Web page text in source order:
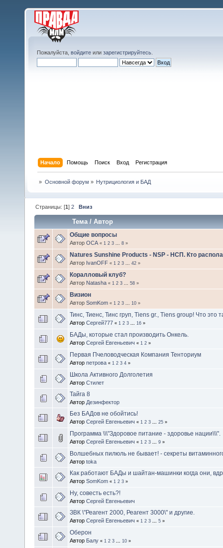
Пожалуйста, войдите или зарегистрируйтесь
Начало Помощь Поиск Вход Регистрация
» Основной форум » Нутрициология и БАД
Страницы: [1]2 Вниз
Тема/Автор
Общие вопросы
Автор ОСА « 1 2 3 8 »
Natures Sunshine Products - NSP - НСП. Кто
Автор IvanOFF « 1 2 3 42 »
Коралловый клуб?
Автор Natasha « 1 2 3 58 »
Визион
Автор SomKom « 1 2 3 10 »
Тинс, Тиенс, Тинс груп, Tiens gr., Tiens group! Что это
Автор Сергей777 « 1 2 3 16 »
БАДы, которые стал производить Онкель.
Автор Сергей Евгеньевич « 1 2 »
Первая Пчеловодческая Компания Тенториум
Автор петрова « 1 2 3 4 »
Школа Активного Долголетия
Автор Стилет
Тайга 8
Автор Дезинфектор
Без БАДов не обойтись!
Автор Сергей Евгеньевич « 1 2 3 25 »
Программа \\\"Здоровое питание - здоровье нации\\\".
Автор Сергей Евгеньевич « 1 2 3 9 »
Волшебных пилюль не бывает! - секреты
Автор toka
Как работают БАДы и шайтан-машинки когда они,
Автор SomKom « 1 2 3 »
Ну, совесть есть?!
Автор Сергей Евгеньевич
ЗВК \"Реагент 2000, Реагент 3000\" и другие.
Автор Сергей Евгеньевич « 1 2 3 5 »
Оберон
Автор Балу « 1 2 3 10 »